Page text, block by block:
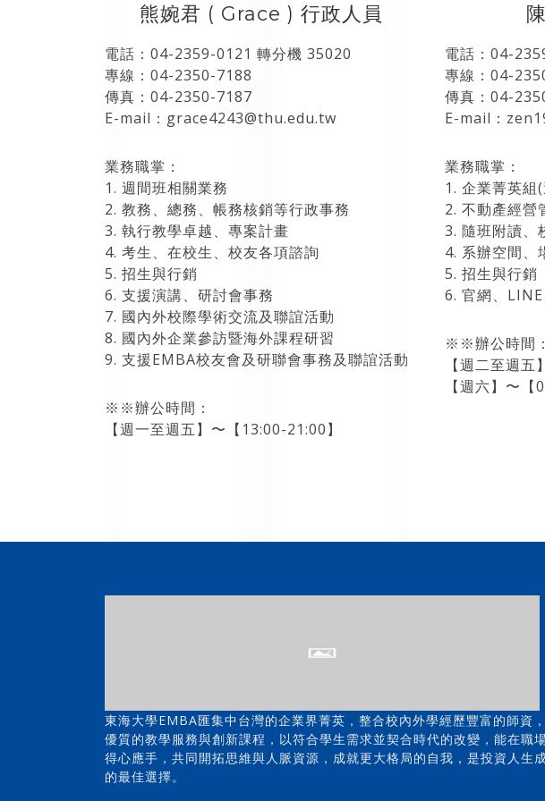
熊婉君 ( Grace ) 行政人員
電話：04-2359-0121 轉分機 35020
專線：04-2350-7188
傳真：04-2350-7187
E-mail：grace4243@thu.edu.tw
業務職掌：
1. 週間班相關業務
2. 教務、總務、帳務核銷等行政事務
3. 執行教學卓越、專案計畫
4. 考生、在校生、校友各項諮詢
5. 招生與行銷
6. 支援演講、研討會事務
7. 國內外校際學術交流及聯誼活動
8. 國內外企業參訪暨海外課程研習
9. 支援EMBA校友會及研聯會事務及聯誼活動
※※辦公時間：
【週一至週五】〜【13:00-21:00】
電話：04-
專線：04-
傳真：04-
E-mail：
業務職掌：
1. 企業菁英組
2. 不動產經營
3. 隨班附讀、
4. 系辦空間、
5. 招生與行銷
6. 官網、
※※辦公時間：
【週二至週五
【週六】〜【
東海大學EMBA匯集中台灣的企業界菁英，整合校內外學經歷豐富的師資
優質的教學服務與創新課程，以符合學生需求並契合時代的改變，能在職
得心應手，共同開拓思維與人脈資源，成就更大格局的自我，是投資人生
的最佳選擇。